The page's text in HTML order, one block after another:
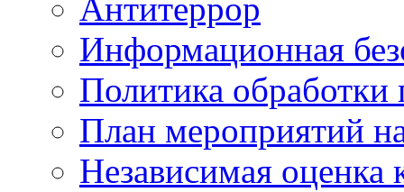
Антитеррор
Информационная
Политика
План мероприятий
Независимая оценка